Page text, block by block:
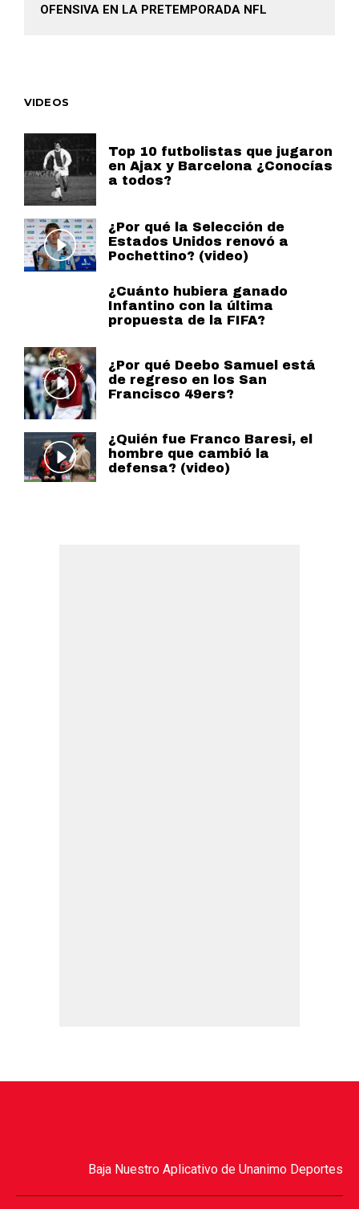
OFENSIVA EN LA PRETEMPORADA NFL
VIDEOS
Top 10 futbolistas que jugaron
en Ajax y Barcelona ¿Conocías
a todos?
¿Por qué la Selección de
Estados Unidos renovó a
Pochettino? (video)
¿Cuánto hubiera ganado
Infantino con la última
propuesta de la FIFA?
¿Por qué Deebo Samuel está
de regreso en los San
Francisco 49ers?
¿Quién fue Franco Baresi, el
hombre que cambió la
defensa? (video)
Baja Nuestro Aplicativo de Unanimo Deportes